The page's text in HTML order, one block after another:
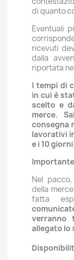
di quanto
Eventuali
ricevuti
dalla
riportata
I tempi di
in cui è
scelto e
merce.
consegna
lavorativi
e i 10
Importante
Nel
della
fatta
verranno
allegato lo